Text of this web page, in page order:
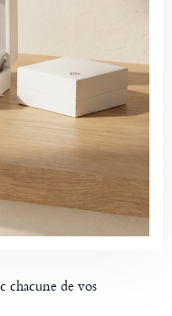
chacune de vos